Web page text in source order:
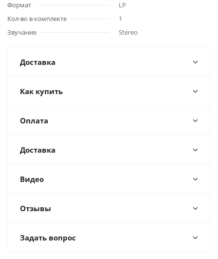
Формат
LP
Кол-во в комплекте
1
Звучание
Stereo
Доставка
Как купить
Оплата
Доставка
Видео
Отзывы
Задать вопрос